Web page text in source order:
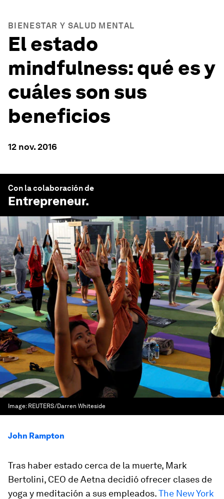
BIENESTAR Y SALUD MENTAL
El estado
mindfulness: qué es y
cuáles son sus
beneficios
12 nov. 2016
Con la colaboración de
Entrepreneur.
Image: REUTERS/Darren Whiteside
John Rampton
Tras haber estado cerca de la muerte, Mark
Bertolini, CEO de Aetna decidió ofrecer clases de
yoga y meditación a sus empleados.The New York